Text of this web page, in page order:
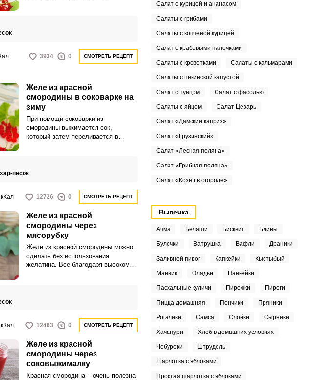
готовится из сока красной
смородины простым способом, без
3934 0 СМОТРЕТЬ РЕЦЕПТ
Желе из красной
смородины в соковарке на
зиму
При помощи соковарки из
смородины выжимается сок,
который затем переливается в
песок
12726 0 СМОТРЕТЬ РЕЦЕПТ
Желе из красной
смородины через
мясорубку
Желе из красной смородины можно
сделать без использования
желатина. Все благодаря высокому
12463 0 СМОТРЕТЬ РЕЦЕПТ
Желе из красной
смородины через
соковыжималку
Красная смородина – очень полезна
Салат с курицей и ананасом
Салаты с грибами
Салаты с копченой курицей
Салат с крабовыми палочками
Салаты с креветками Салаты с кальмарами
Салаты с пекинской капустой
Салат с тунцом Салат с фасолью
Салаты с яйцом Салат Цезарь
Салат «Дамский каприз»
Салат «Грузинский»
Салат «Лесная поляна»
Салат «Грибная поляна»
Салат «Козел в огороде»
Выпечка
Ачма Беляши Бисквит Блины
Булочки Ватрушка Вафли Драники
Заливной пирог Капкейки Кыстыбый
Манник Оладьи Панкейки
Пасхальные куличи Пирожки Пироги
Пицца домашняя Пончики Пряники
Рогалики Самса Слойки Сырники
Хачапури Хлеб в домашних условиях
Чебуреки Штрудель
Шарлотка с яблоками
Простая шарлотка с яблоками